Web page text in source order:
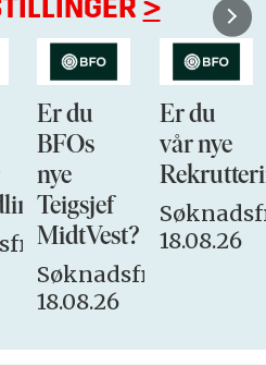
>
Er du
BFOs
nye
Teigsjef
MidtVest?
Søknadsfrist:
18.08.26
Er du
vår nye
18.08.26